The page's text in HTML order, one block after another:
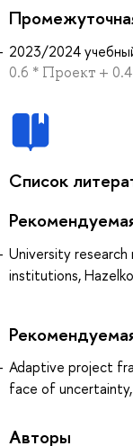
2023/2024
0.6 * Проект +
Список
University
institutions,
Adaptive project
face of
Авторы